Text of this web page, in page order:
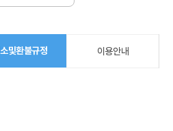
및환불규정 이용안내